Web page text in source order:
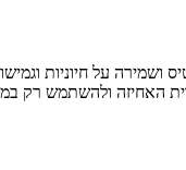
על חיוניות
האחיזה ולהשתמש רק